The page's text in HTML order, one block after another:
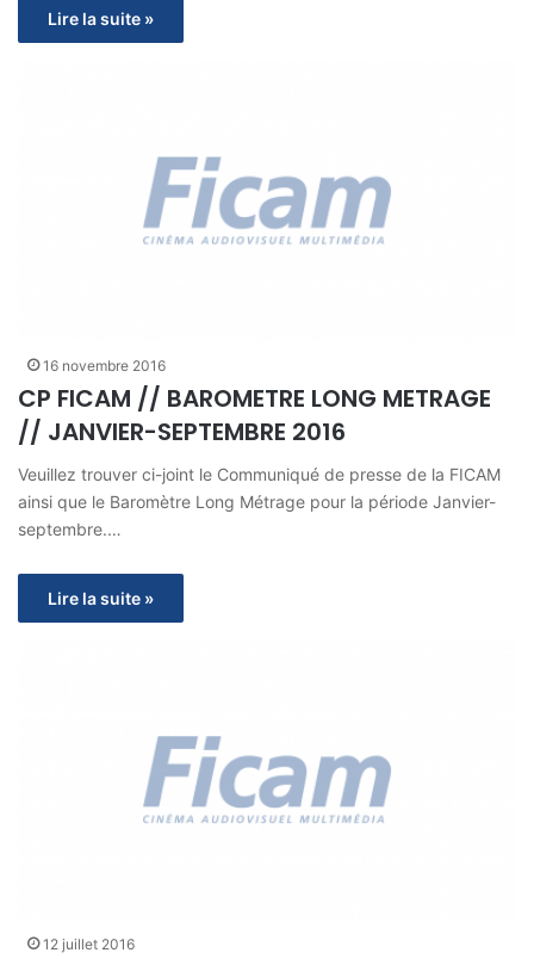
Lire la suite »
16 novembre 2016
CP FICAM // BAROMETRE LONG METRAGE
// JANVIER-SEPTEMBRE 2016
Veuillez trouver ci-joint le Communiqué de presse de la FICAM
ainsi que le Baromètre Long Métrage pour la période Janvier-
septembre.…
Lire la suite »
12 juillet 2016